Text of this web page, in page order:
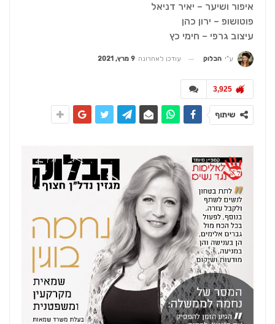
איפור ושיער – יאיר דניאל
פוטושופ – ירון כהן
עיצוב גרפי – חימי כץ
ע"י הבלוק עודכן לאחרונה 9 מרץ, 2021
3,925
שיתוף